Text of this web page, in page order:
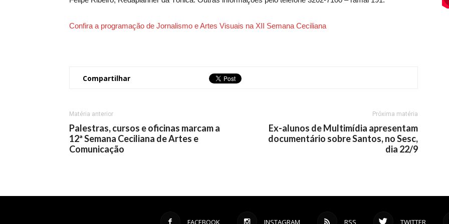
Confira a programação de Jornalismo e Artes Visuais na XII Semana Ceciliana
Compartilhar
Matéria anterior
Palestras, cursos e oficinas marcam a
12ª Semana Ceciliana de Artes e
Comunicação
Próxima matéria
Ex-alunos de Multimídia apresentam
documentário sobre Santos, no Sesc,
dia 22/9
FACEBOOK INSTAGRAM RSS TWITTER